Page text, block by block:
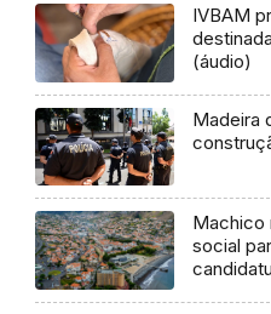
IVBAM
(áudio)
Madeira
Machico
social